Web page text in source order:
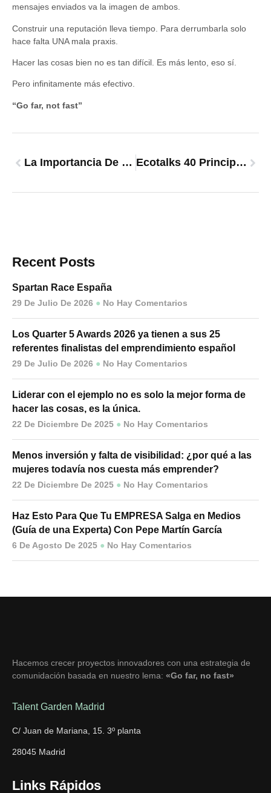
mensajes enviados va la imagen de ambos.
Construir una reputación lleva tiempo. Para derrumbarla solo
hace falta UNA mala praxis.
Hacer las cosas bien no es tan difícil. Es más lento, eso sí.
Pero infinitamente más efectivo.
“Go far, not fast”
La Importancia De Llegar Antes Ecotalks 40 Principales
Recent Posts
Spartan Race España
29 De Julio De 2026 No Hay Comentarios
Los Quarter 5 Awards 2026 ya tienen a sus 25
referentes finalistas del emprendimiento español
29 De Julio De 2026 No Hay Comentarios
Liderar con el ejemplo no es solo la mejor forma de
hacer las cosas, es la única.
22 De Diciembre De 2025 No Hay Comentarios
Menos inversión y falta de visibilidad: ¿por qué a las
mujeres todavía nos cuesta más emprender?
22 De Diciembre De 2025 No Hay Comentarios
Haz Esto Para Que Tu EMPRESA Salga en Medios
(Guía de una Experta) Con Pepe Martín García
6 De Agosto De 2025 No Hay Comentarios
Hacemos crecer proyectos innovadores con una estrategia de
comunidación basada en nuestro lema: «Go far, no fast»
Talent Garden Madrid
C/ Juan de Mariana, 15. 3º planta
28045 Madrid
Links Rápidos